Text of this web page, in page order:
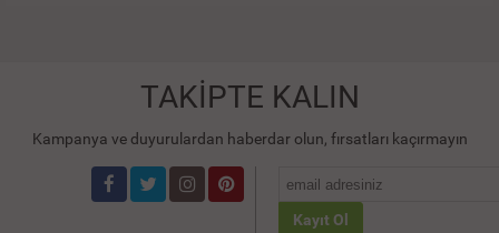
TAKİPTE KALIN
Kampanya ve duyurulardan haberdar olun, fırsatları kaçırmayın
Kayıt Ol